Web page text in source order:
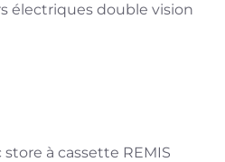
électriques double vision
à cassette REMIS